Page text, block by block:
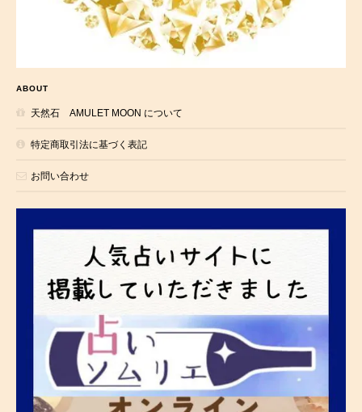
ABOUT
天然石 AMULET MOON について
特定商取引法に基づく表記
お問い合わせ